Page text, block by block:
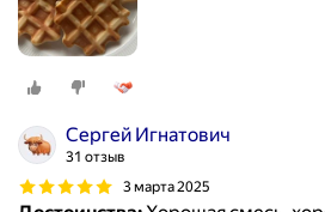
Сергей Игнатович
31 отзыв
3 марта 2025